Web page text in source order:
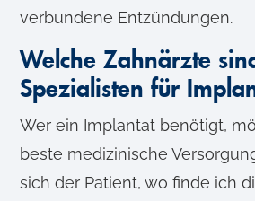
verbundene Entzündungen.
Welche Zahnärzte
Spezialisten für
Wer ein Implantat benötigt,
beste medizinische
sich der Patient, wo finde ich